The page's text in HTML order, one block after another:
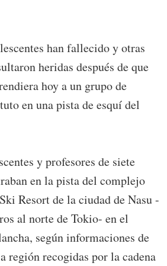
han fallecido y otras
heridas después de que
hoy a un grupo de
en una pista de esquí del
y profesores de siete
en la pista del complejo
Resort de la ciudad de Nasu -
al norte de Tokio- en el
según informaciones de
región recogidas por la cadena